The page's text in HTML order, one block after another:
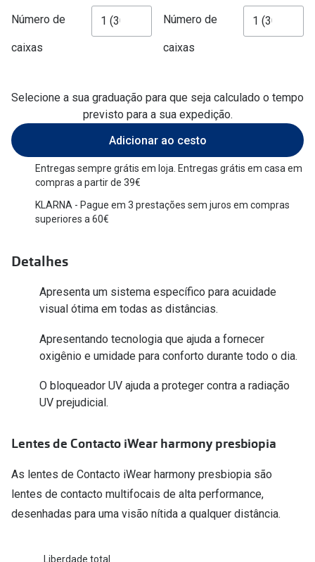
Todas as marcas
Marcas Exclusivas
Unofficial
Seen
Formatos
Quadrados
Redondos
Óculos de sol para todos
Lifestyle
Saiba mais sobre as suas marcas favoritas
Número de
caixas
Número de
caixas
Selecione a sua graduação para que seja calculado o tempo
previsto para a sua expedição.
Adicionar ao cesto
Entregas sempre grátis em loja. Entregas grátis em casa em
compras a partir de 39€
KLARNA - Pague em 3 prestações sem juros em compras
superiores a 60€
Detalhes
Apresenta um sistema específico para acuidade
visual ótima em todas as distâncias.
Apresentando tecnologia que ajuda a fornecer
oxigênio e umidade para conforto durante todo o dia.
O bloqueador UV ajuda a proteger contra a radiação
UV prejudicial.
Lentes de Contacto iWear harmony presbiopia
As lentes de Contacto iWear harmony presbiopia são
lentes de contacto multifocais de alta performance,
desenhadas para uma visão nítida a qualquer distância.
Liberdade total